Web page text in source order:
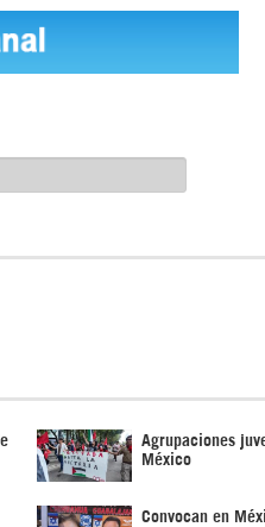
Agrupaciones
México
Convocan en